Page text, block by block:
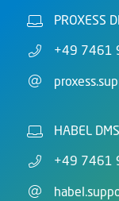
PROXESS
+49 7461
HABEL DMS
+49 7461